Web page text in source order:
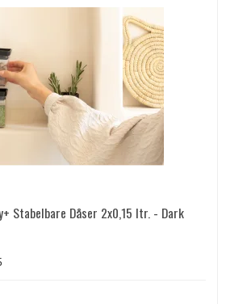
Stabelbare Dåser 2x0,15 ltr. - Dark